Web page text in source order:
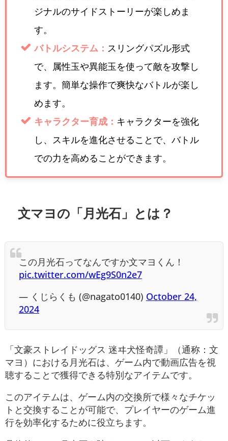
ジナルのサイドストーリーが楽しめま
す。
バトルシステム： スリングパズル形式
で、属性玉や異能玉を使って敵を攻撃し
ます。簡単な操作で爽快なバトルが楽し
めます。
キャラクター育成： キャラクターを強化
し、スキルを進化させることで、バトル
での力を高めることができます。
文マヨの「月光石」とは？
この月光石ってなんですか文マヨくん！
pic.twitter.com/wEg9S0n2e7
— くじらくも (@nagato0140) October 24,
2024
「文豪ストレイドッグス 迷ヰ犬怪奇譚」（通称：文
マヨ）における月光石は、ゲーム内で動画広告を視
聴することで獲得できる特別なアイテムです。
このアイテムは、ゲーム内の交換所で様々なチケッ
トと交換することが可能で、プレイヤーのゲーム進
行を効率化するために役立ちます。